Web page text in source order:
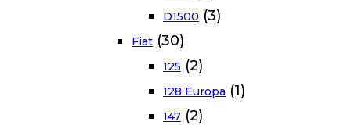
D1500 (3)
Fiat (30)
125 (2)
128 Europa (1)
147 (2)